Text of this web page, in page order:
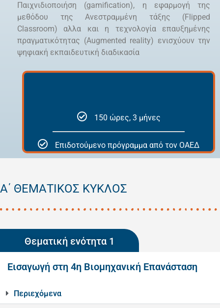
Παιχνιδιοποιήση (gamification), η εφαρμογή της
μεθόδου της Ανεστραμμένη τάξης (Flipped
Classroom) αλλα και η τεχνολογία επαυξημένης
πραγματικότητας (Augmented reality) ενισχύουν την
ψηφιακή εκπαιδευτική διαδικασία
150 ώρες, 3 μήνες
Επιδοτούμενο πρόγραμμα από τον ΟΑΕΔ
Α΄ ΘΕΜΑΤΙΚΟΣ ΚΥΚΛΟΣ
Θεματική ενότητα 1
Εισαγωγή στη 4η Βιομηχανική Επανάσταση
Περιεχόμενα